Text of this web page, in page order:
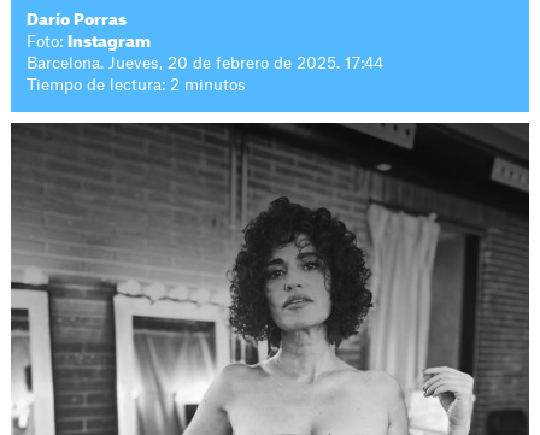
Darío Porras
Foto:
Instagram
Barcelona. Jueves, 20 de febrero de 2025. 17:44
Tiempo de lectura: 2 minutos